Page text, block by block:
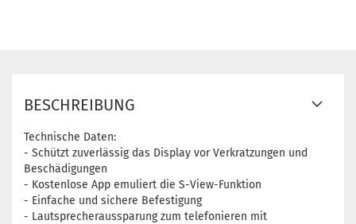
BESCHREIBUNG
Technische Daten:
- Schützt zuverlässig das Display vor Verkratzungen und
Beschädigungen
- Kostenlose App emuliert die S-View-Funktion
- Einfache und sichere Befestigung
- Lautsprecheraussparung zum telefonieren mit